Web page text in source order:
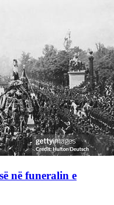
në funeralin e